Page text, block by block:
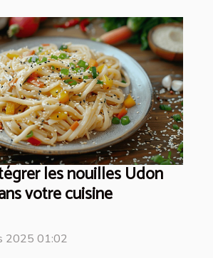
les nouilles Udon
votre cuisine
2025 01:02